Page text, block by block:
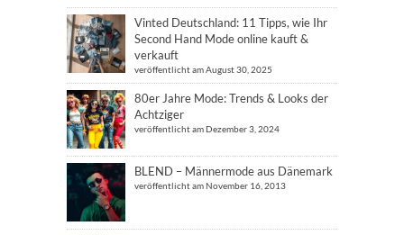
Vinted Deutschland: 11 Tipps, wie Ihr
Second Hand Mode online kauft &
verkauft
veröffentlicht am August 30, 2025
80er Jahre Mode: Trends & Looks der
Achtziger
veröffentlicht am Dezember 3, 2024
BLEND – Männermode aus Dänemark
veröffentlicht am November 16, 2013